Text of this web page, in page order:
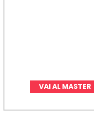
VAI AL MASTER